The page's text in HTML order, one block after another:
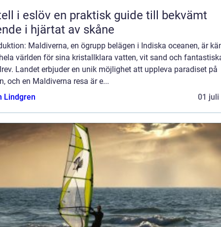
en praktisk guide till bekvämt
i hjärtat av skåne
Maldiverna, en ögrupp belägen i Indiska oceanen, är
världen för sina kristallklara vatten, vit sand och
Landet erbjuder en unik möjlighet att uppleva paradiset på
och en Maldiverna resa är e...
Lindgren
01 juli